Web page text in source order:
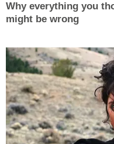
Why everything you
might be wrong